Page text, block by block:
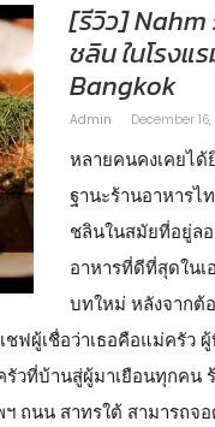
[รีวิว] Nahm
ชลิน ในโรงแ
Bangkok
Admin December 16,
หลายคนคงเคยได้
ฐานะร้านอาหารไ
ชลินในสมัยที่อยู่ล
อาหารที่ดีที่สุดในเ
บทใหม่ หลังจากต้
ฟผู้เชื่อว่าเธอคือแม่ครัว
ที่บ้านสู่ผู้มาเยือนทุกคน
ถนน สาทรใต้ สามารถจ